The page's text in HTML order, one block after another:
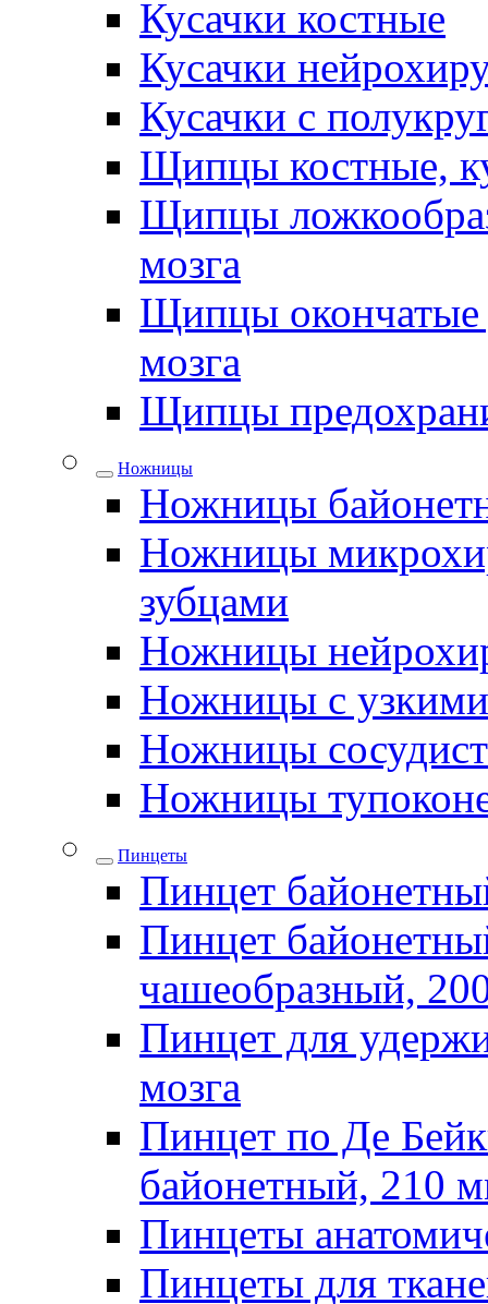
Кусачки костные
Кусачки
Кусачки с
Щипцы костные,
Щипцы
мозга
Щипцы окончатые
мозга
Щипцы
Ножницы
Ножницы
Ножницы
зубцами
Ножницы
Ножницы с узкими
Ножницы
Ножницы
Пинцеты
Пинцет
Пинцет
чашеобразный,
Пинцет для
мозга
Пинцет по Де
байонетный, 210
Пинцеты
Пинцеты для